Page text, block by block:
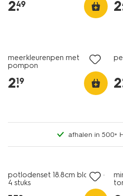
2.
49 2
meerkleurenpen met
pompon
2.
19 2
afhalen in 500+
potlodenset 18.8cm bloem -
4 stuks